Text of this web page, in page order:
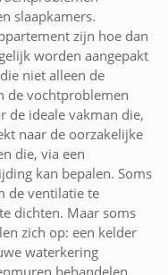
slaapkamers.
zijn hoe dan
worden aangepakt
niet alleen de
de vochtproblemen
de ideale vakman die,
naar de oorzakelijke
die, via een
kan bepalen. Soms
de ventilatie te
dichten. Maar soms
zich op: een kelder
waterkering
behandelen